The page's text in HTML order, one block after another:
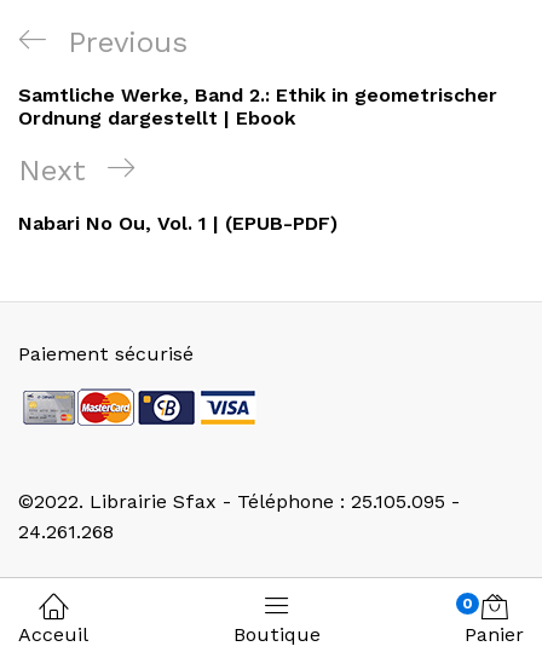
Navigation
de
l’article
Previous
Post
Previous
Samtliche Werke, Band 2.: Ethik in geometrischer
Ordnung dargestellt | Ebook
Next
Post
Next
Nabari No Ou, Vol. 1 | (EPUB-PDF)
©2022. Librairie Sfax - Téléphone : 25.105.095 -
24.261.268
Paiement sécurisé
Acceuil Boutique
0
Panier